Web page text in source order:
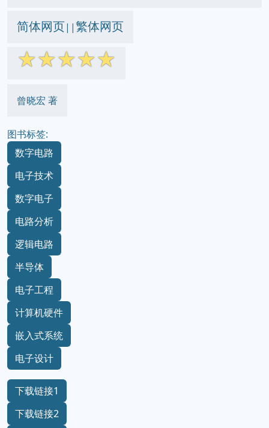
简体网页||繁体网页
☆☆☆☆☆
曾晓宏 著
图书标签:
数字电路
电子技术
数字电子
电路分析
逻辑电路
半导体
电子工程
计算机硬件
嵌入式系统
电子设计
下载链接1
下载链接2